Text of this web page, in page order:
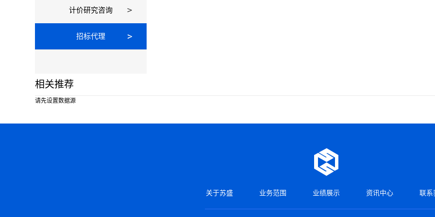
计价研究咨询
招标代理
相关推荐
请先设置数据源
关于苏盛 业务范围 业绩展示 资讯中心 联系